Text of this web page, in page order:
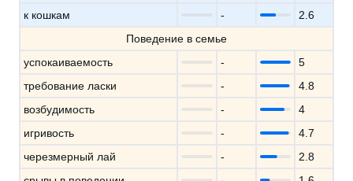
к кошкам
-
2.6
Поведение в семье
успокаиваемость
-
5
требование ласки
-
4.8
возбудимость
-
4
игривость
-
4.7
черезмерный лай
-
2.8